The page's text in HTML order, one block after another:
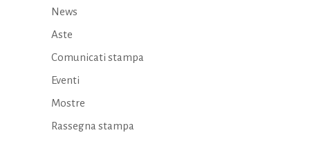
News
Aste
Comunicati stampa
Eventi
Mostre
Rassegna stampa